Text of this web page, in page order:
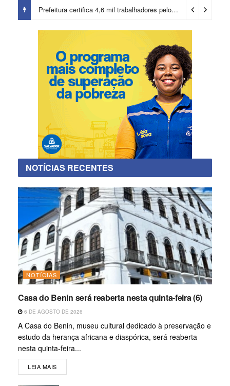
Salvador chegará a 640 áreas protegidas pela Prefeitura com investimentos em contenções de encostas e prevenção de riscos
NOTÍCIAS RECENTES
NOTÍCIAS
Casa do Benin será reaberta nesta quinta-feira (6)
6 DE AGOSTO DE 2026
A Casa do Benin, museu cultural dedicado à preservação e
estudo da herança africana e diaspórica, será reaberta
nesta quinta-feira...
LEIA MAIS